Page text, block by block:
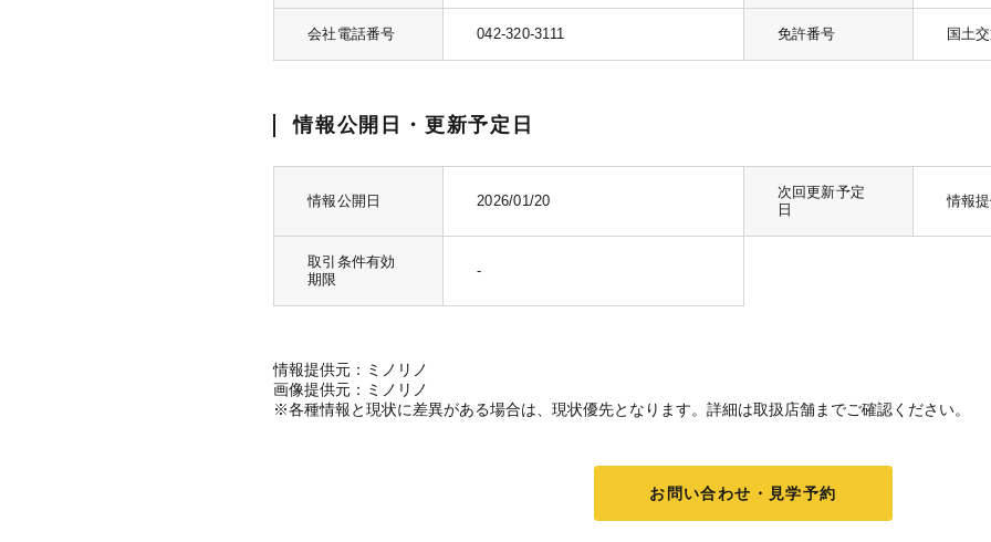
会社電話番号 042-320-3111 免許番号 国土
情報公開日・更新予定日
情報公開日 2026/01/20
次回更新予定
日
情報
取引条件有効
期限
-
情報提供元：ミノリノ
画像提供元：ミノリノ
※各種情報と現状に差異がある場合は、現状優先となります。詳細は取扱店舗までご確認ください。
お問い合わせ・見学予約